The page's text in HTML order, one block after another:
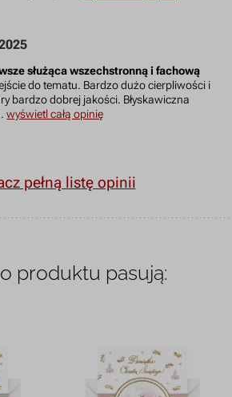
służąca wszechstronną i fachową
do tematu. Bardzo dużo cierpliwości i
bardzo dobrej jakości. Błyskawiczna
wyświetl całą opinię
pełną listę opinii
produktu pasują: